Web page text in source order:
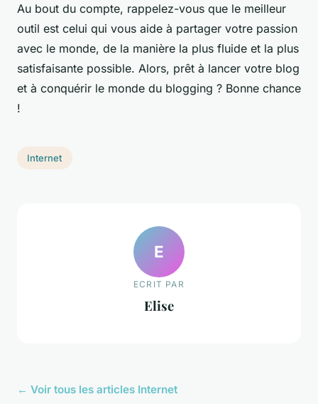
Au bout du compte, rappelez-vous que le meilleur
outil est celui qui vous aide à partager votre passion
avec le monde, de la manière la plus fluide et la plus
satisfaisante possible. Alors, prêt à lancer votre blog
et à conquérir le monde du blogging ? Bonne chance
!
Internet
E
ECRIT PAR
Elise
← Voir tous les articles Internet